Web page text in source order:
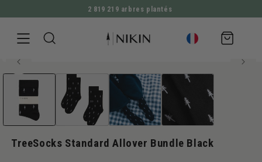
ALLER DIRECTEMENT AU CONTENU
2 819 219 arbres plantés
Panier
d'achat
ALLER À L'INFORMATION SUR LE PRODUIT
Ouvrir
le
média
modal
TreeSocks Standard Allover Bundle Black